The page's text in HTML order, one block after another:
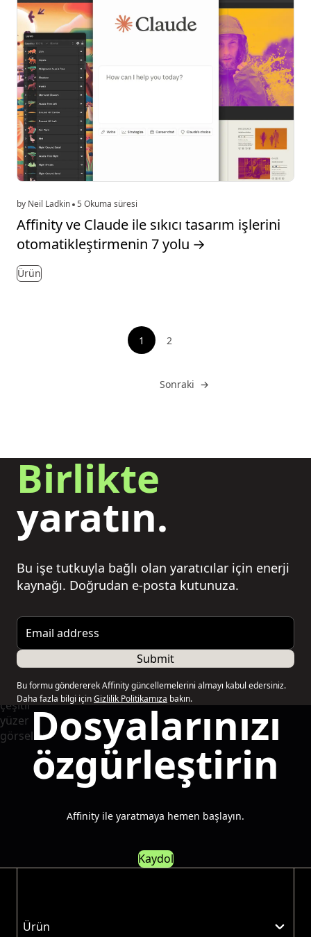
by Neil Ladkin 5 Okuma süresi
Affinity ve Claude ile sıkıcı tasarım işlerini
otomatikleştirmenin 7 yolu →
Ürün
1 Sayfayı gör
2
Git
Sonraki →
Birlikte
yaratın.
Bu işe tutkuyla bağlı olan yaratıcılar için enerji
kaynağı. Doğrudan e-posta kutunuza.
Email address
Submit
Bu formu göndererek Affinity güncellemelerini almayı kabul edersiniz.
Daha fazla bilgi içinGizlilik Politikamıza bakın.
Dosyalarınızı
özgürleştirin
Affinity ile yaratmaya hemen başlayın.
Kaydol
Ürün